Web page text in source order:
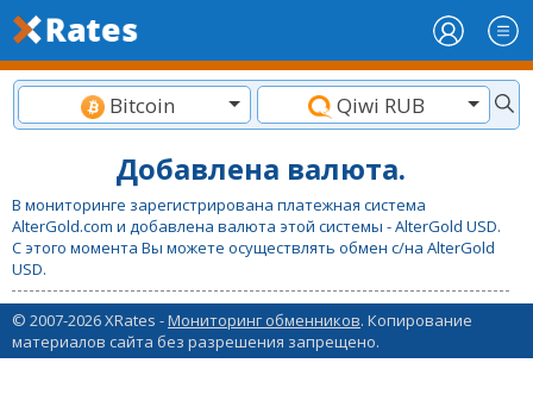
Bitcoin Qiwi RUB
Добавлена валюта.
В мониторинге зарегистрирована платежная система
AlterGold.com и добавлена валюта этой системы - AlterGold USD.
С этого момента Вы можете осуществлять обмен с/на AlterGold
USD.
© 2007-2026 XRates -Мониторинг обменников. Копирование
материалов сайта без разрешения запрещено.